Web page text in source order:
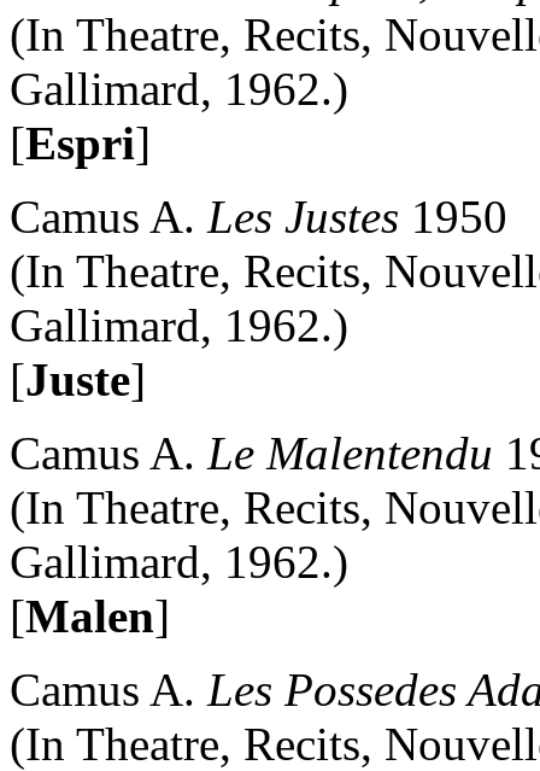
(In Theatre, Recits,
Gallimard, 1962.)
[Espri]
Camus A. Les Justes 1950
(In Theatre, Recits,
Gallimard, 1962.)
[Juste]
Camus A. Le Malentendu
(In Theatre, Recits,
Gallimard, 1962.)
[Malen]
Camus A. Les Possedes
(In Theatre, Recits,